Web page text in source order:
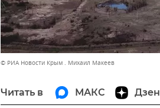
© РИА Новости Крым . Михаил Макеев
Читать в МАКС Дзен